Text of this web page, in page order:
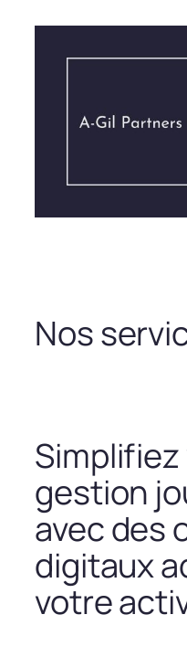
contenu
Nos
gestion
avec des
digitaux
votre